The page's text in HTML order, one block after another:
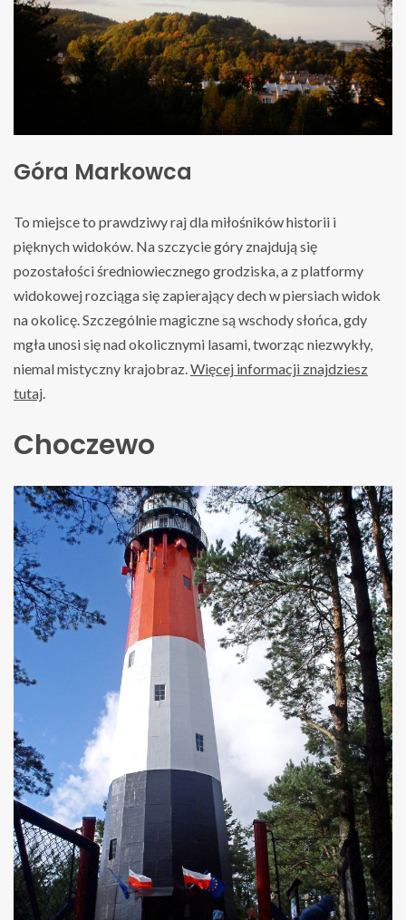
Góra Markowca
To miejsce to prawdziwy raj dla miłośników historii i
pięknych widoków. Na szczycie góry znajdują się
pozostałości średniowiecznego grodziska, a z platformy
widokowej rozciąga się zapierający dech w piersiach widok
na okolicę. Szczególnie magiczne są wschody słońca, gdy
mgła unosi się nad okolicznymi lasami, tworząc niezwykły,
niemal mistyczny krajobraz. Więcej informacji znajdziesz
tutaj
Choczewo